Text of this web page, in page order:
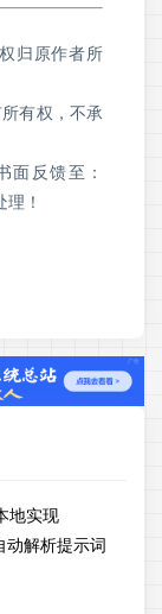
归原作者所
有权，不承
面反馈至：
！
地实现
动解析提示词